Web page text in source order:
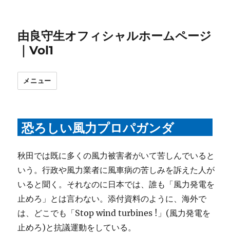
由良守生オフィシャルホームページ
｜Vol1
メニュー
恐ろしい風力プロパガンダ
秋田では既に多くの風力被害者がいて苦しんでいると
いう。行政や風力業者に風車病の苦しみを訴えた人が
いると聞く。それなのに日本では、誰も「風力発電を
止めろ」とは言わない。添付資料のように、海外で
は、どこでも「Stop wind turbines !」(風力発電を
止めろ)と抗議運動をしている。